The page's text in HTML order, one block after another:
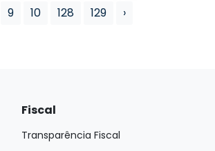
9 10 128 129 ›
Fiscal
Transparência Fiscal